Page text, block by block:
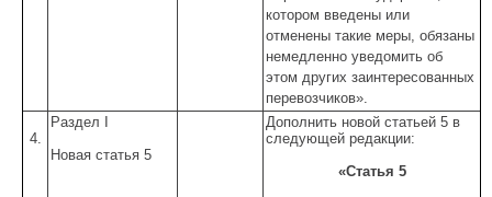
котором введены или
отменены такие меры, обязаны
немедленно уведомить об
этом других заинтересованных
перевозчиков».
4.
Раздел I
Новая статья 5
Дополнить новой статьей 5 в
следующей редакции:
«Статья 5